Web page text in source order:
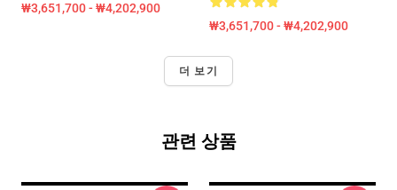
₩3,651,700 - ₩4,202,900
₩3,651,700 - ₩4,202,900
더 보기
관련 상품